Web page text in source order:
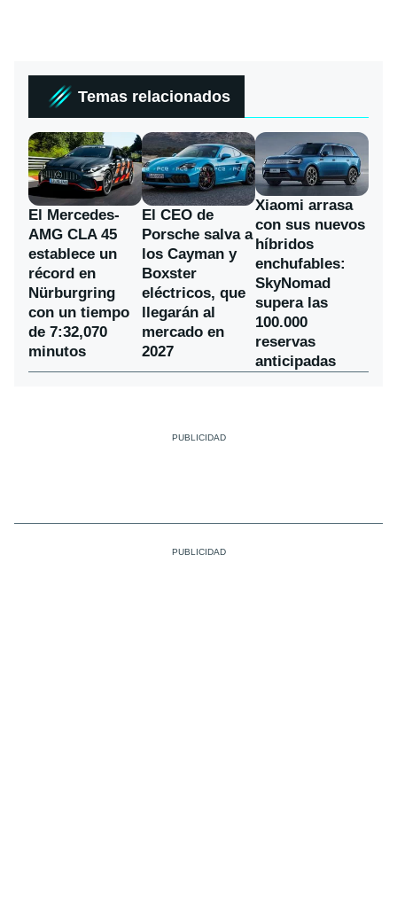
Temas relacionados
El Mercedes-
AMG CLA 45
establece un
récord en
Nürburgring
con un tiempo
de 7:32,070
minutos
El CEO de
Porsche salva a
los Cayman y
Boxster
eléctricos, que
llegarán al
mercado en
2027
Xiaomi arrasa
con sus nuevos
híbridos
enchufables:
SkyNomad
supera las
100.000
reservas
anticipadas